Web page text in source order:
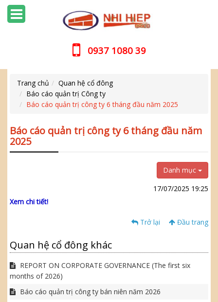
0937 1080 39
Trang chủ
Quan hệ cổ đông
Báo cáo quản trị Công ty
Báo cáo quản trị công ty 6 tháng đầu năm 2025
Báo cáo quản trị công ty 6 tháng đầu năm
2025
Danh mục
17/07/2025 19:25
Xem chi tiết!
Trở lại Đầu trang
Quan hệ cổ đông khác
REPORT ON CORPORATE GOVERNANCE (The first six
months of 2026)
Báo cáo quản trị công ty bán niên năm 2026